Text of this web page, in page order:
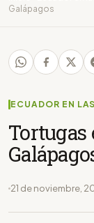
Galápagos
ECUADOR EN
21 de noviembre,